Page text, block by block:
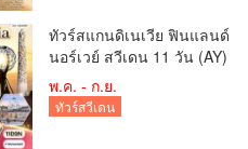
ทัวร์สแกนดิเนเวีย ฟินแลนด์
นอร์เวย์ สวีเดน 11 วัน (AY)
พ.ค. - ก.ย.
ทัวร์สวีเดน